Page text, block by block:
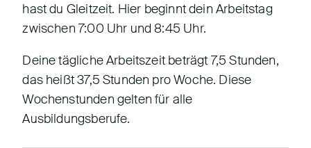
hast du Gleitzeit. Hier beginnt dein Arbeitstag
zwischen 7:00 Uhr und 8:45 Uhr.
Deine tägliche Arbeitszeit beträgt 7,5 Stunden,
das heißt 37,5 Stunden pro Woche. Diese
Wochenstunden gelten für alle
Ausbildungsberufe.